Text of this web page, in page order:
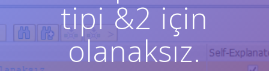
tipi &2 için
olanaksız.